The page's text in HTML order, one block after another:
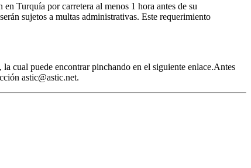
Turquía por carretera al menos 1 hora antes de su
sujetos a multas administrativas. Este requerimiento
cual puede encontrar pinchando en el siguiente enlace.Antes
astic@astic.net.